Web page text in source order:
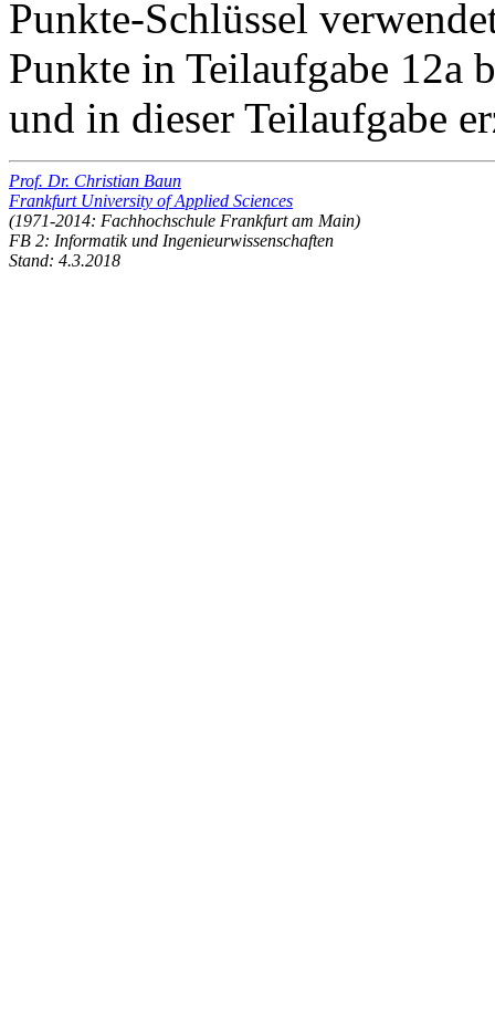
Punkte-Schlüssel
Punkte in Teilaufgabe 12a
und in dieser Teilaufgabe
Prof. Dr. Christian Baun
Frankfurt University of Applied Sciences
(1971-2014: Fachhochschule Frankfurt am Main)
FB 2: Informatik und Ingenieurwissenschaften
Stand: 4.3.2018